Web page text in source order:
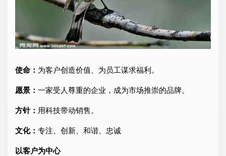
使命： 为客户创造价值、为员工谋求福利。
愿景： 一家受人尊重的企业，成为市场推崇的品牌。
方针： 用科技带动销售。
文化： 专注、创新、和谐、忠诚
以客户为中心